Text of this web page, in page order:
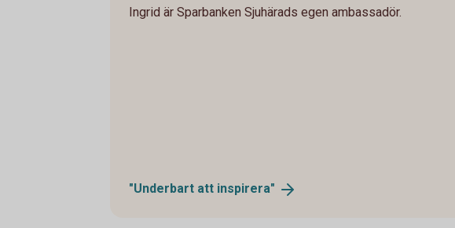
Ingrid är Sparbanken Sjuhärads egen ambassadör.
"Underbart att inspirera"